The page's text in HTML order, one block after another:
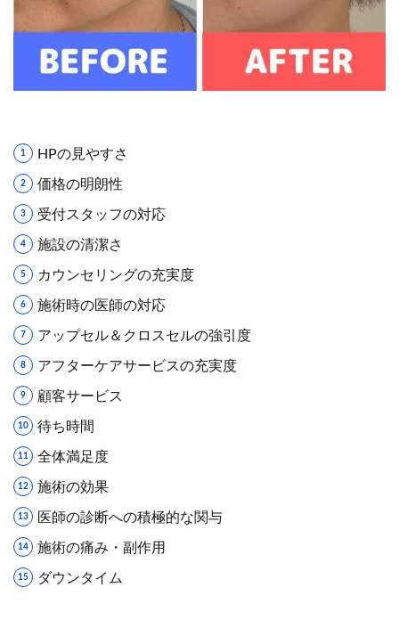
HPの見やすさ
価格の明朗性
受付スタッフの対応
施設の清潔さ
カウンセリングの充実度
施術時の医師の対応
アップセル＆クロスセルの強引度
アフターケアサービスの充実度
顧客サービス
待ち時間
全体満足度
施術の効果
医師の診断への積極的な関与
施術の痛み・副作用
ダウンタイム